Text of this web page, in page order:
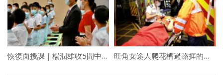
恢復面授課｜楊潤雄收5間中學申請料首間學校下周一恢復全日面授 旺角女途人爬花槽過路捱的士撞飛5米墮地 頭傷口罩染血送院